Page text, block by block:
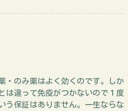
・のみ薬はよく効くのです。しか
は違って免疫がつかないので１度
う保証はありません。一生ならな